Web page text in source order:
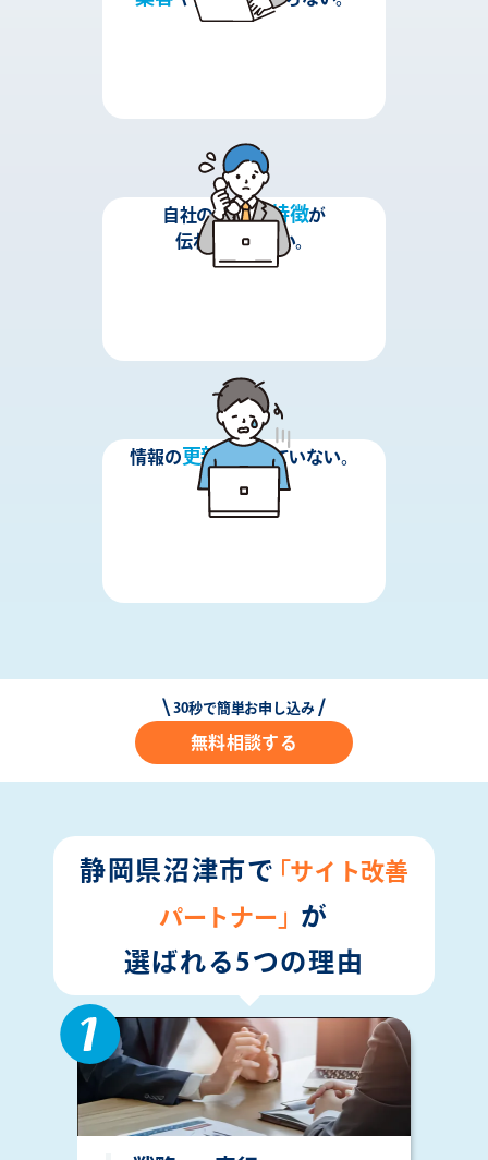
自社の強みや 特徴が
伝わっていない。
情報の更新 ができていない。
30秒で簡単お申し込み
無料相談する
静岡県沼津市で「サイト改善
パートナー」 が
選ばれる5つの理由